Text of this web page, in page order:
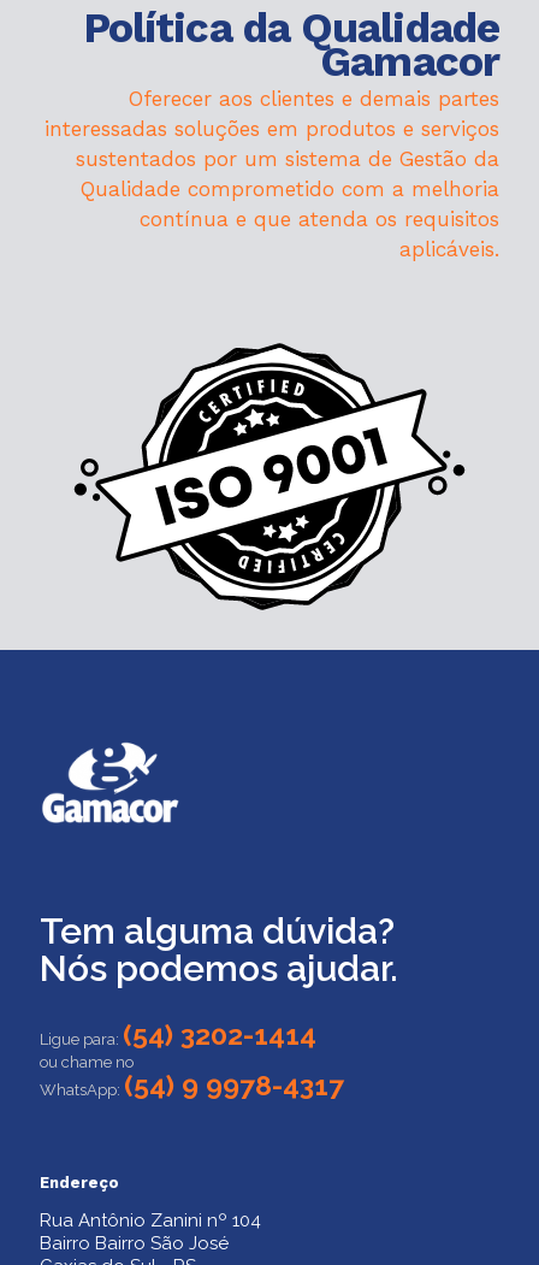
Política da Qualidade
Gamacor
Oferecer aos clientes e demais partes
interessadas soluções em produtos e serviços
sustentados por um sistema de Gestão da
Qualidade comprometido com a melhoria
contínua e que atenda os requisitos
aplicáveis.
Tem alguma dúvida?
Nós podemos ajudar.
Ligue para: (54) 3202-1414
ou chame no
WhatsApp: (54) 9 9978-4317
Endereço
Rua Antônio Zanini nº 104
Bairro Bairro São José